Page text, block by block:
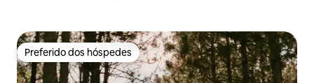
Preferido dos hóspedes
Preferido dos hóspedes